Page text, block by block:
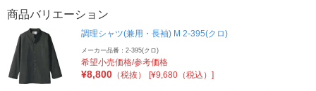
商品バリエーション
調理シャツ(兼用・長袖) M 2-395(クロ)
メーカー品番：2-395(クロ)
希望小売価格/参考価格
¥8,800 （税抜） [¥9,680（税込）]